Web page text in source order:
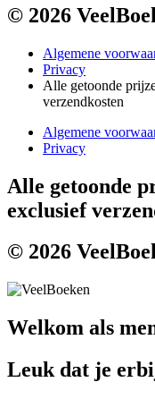
© 2026
Algemene
Privacy
Alle getoonde
verzendkosten
Algemene
Privacy
Alle getoonde
exclusief
© 2026
Welkom als
Leuk dat je